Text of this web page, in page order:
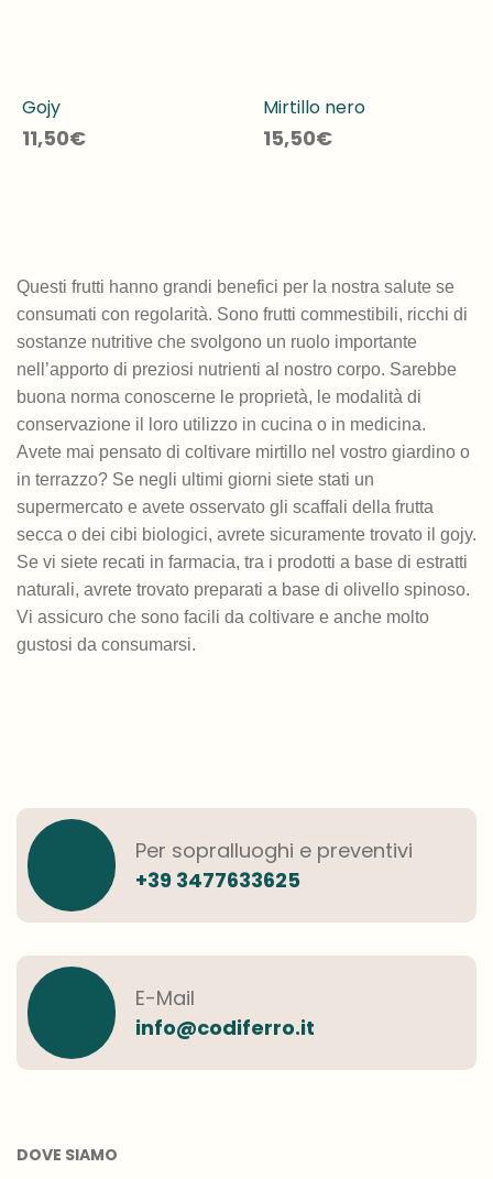
Gojy
11,50€
Mirtillo nero
15,50€
Questi frutti hanno grandi benefici per la nostra salute se
consumati con regolarità. Sono frutti commestibili, ricchi di
sostanze nutritive che svolgono un ruolo importante
nell’apporto di preziosi nutrienti al nostro corpo. Sarebbe
buona norma conoscerne le proprietà, le modalità di
conservazione il loro utilizzo in cucina o in medicina.
Avete mai pensato di coltivare mirtillo nel vostro giardino o
in terrazzo? Se negli ultimi giorni siete stati un
supermercato e avete osservato gli scaffali della frutta
secca o dei cibi biologici, avrete sicuramente trovato il gojy.
Se vi siete recati in farmacia, tra i prodotti a base di estratti
naturali, avrete trovato preparati a base di olivello spinoso.
Vi assicuro che sono facili da coltivare e anche molto
gustosi da consumarsi.
Per sopralluoghi e preventivi
+39 3477633625
E-Mail
info@codiferro.it
DOVE SIAMO